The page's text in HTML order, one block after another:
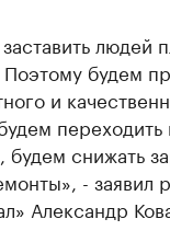
людей
будем
и
переходить
будем снижать
- заявил
Александр